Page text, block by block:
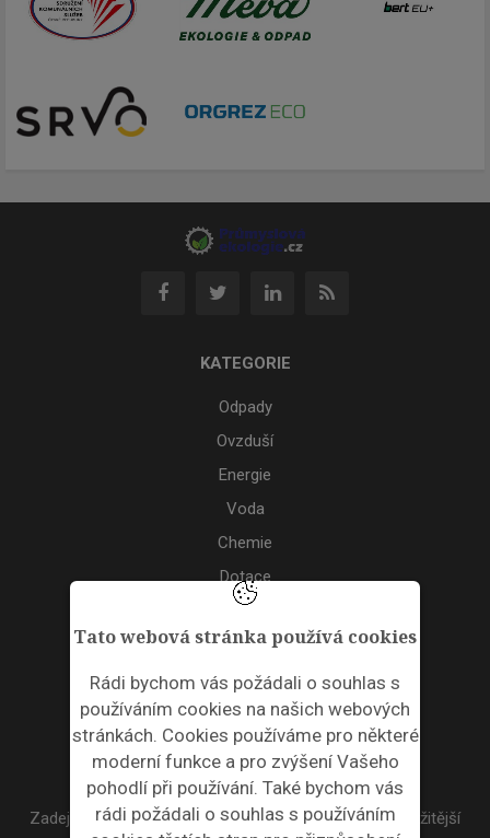
Tato webová stránka používá cookies
Rádi bychom vás požádali o souhlas s
používáním cookies na našich webových
stránkách. Cookies používáme pro některé
moderní funkce a pro zvýšení Vašeho
pohodlí při používání. Také bychom vás
rádi požádali o souhlas s používáním
KATEGORIE
Odpady
Ovzduší
Energie
Voda
Chemie
Dotace
Akce
ODPADNÍ PLASTY
NEWSLETTER
Zadejte váš email a my Vám budeme zasílat ty nejdůležitější